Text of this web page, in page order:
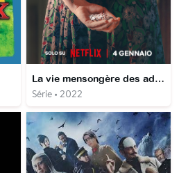
La vie mensongère des adultes
Série • 2022